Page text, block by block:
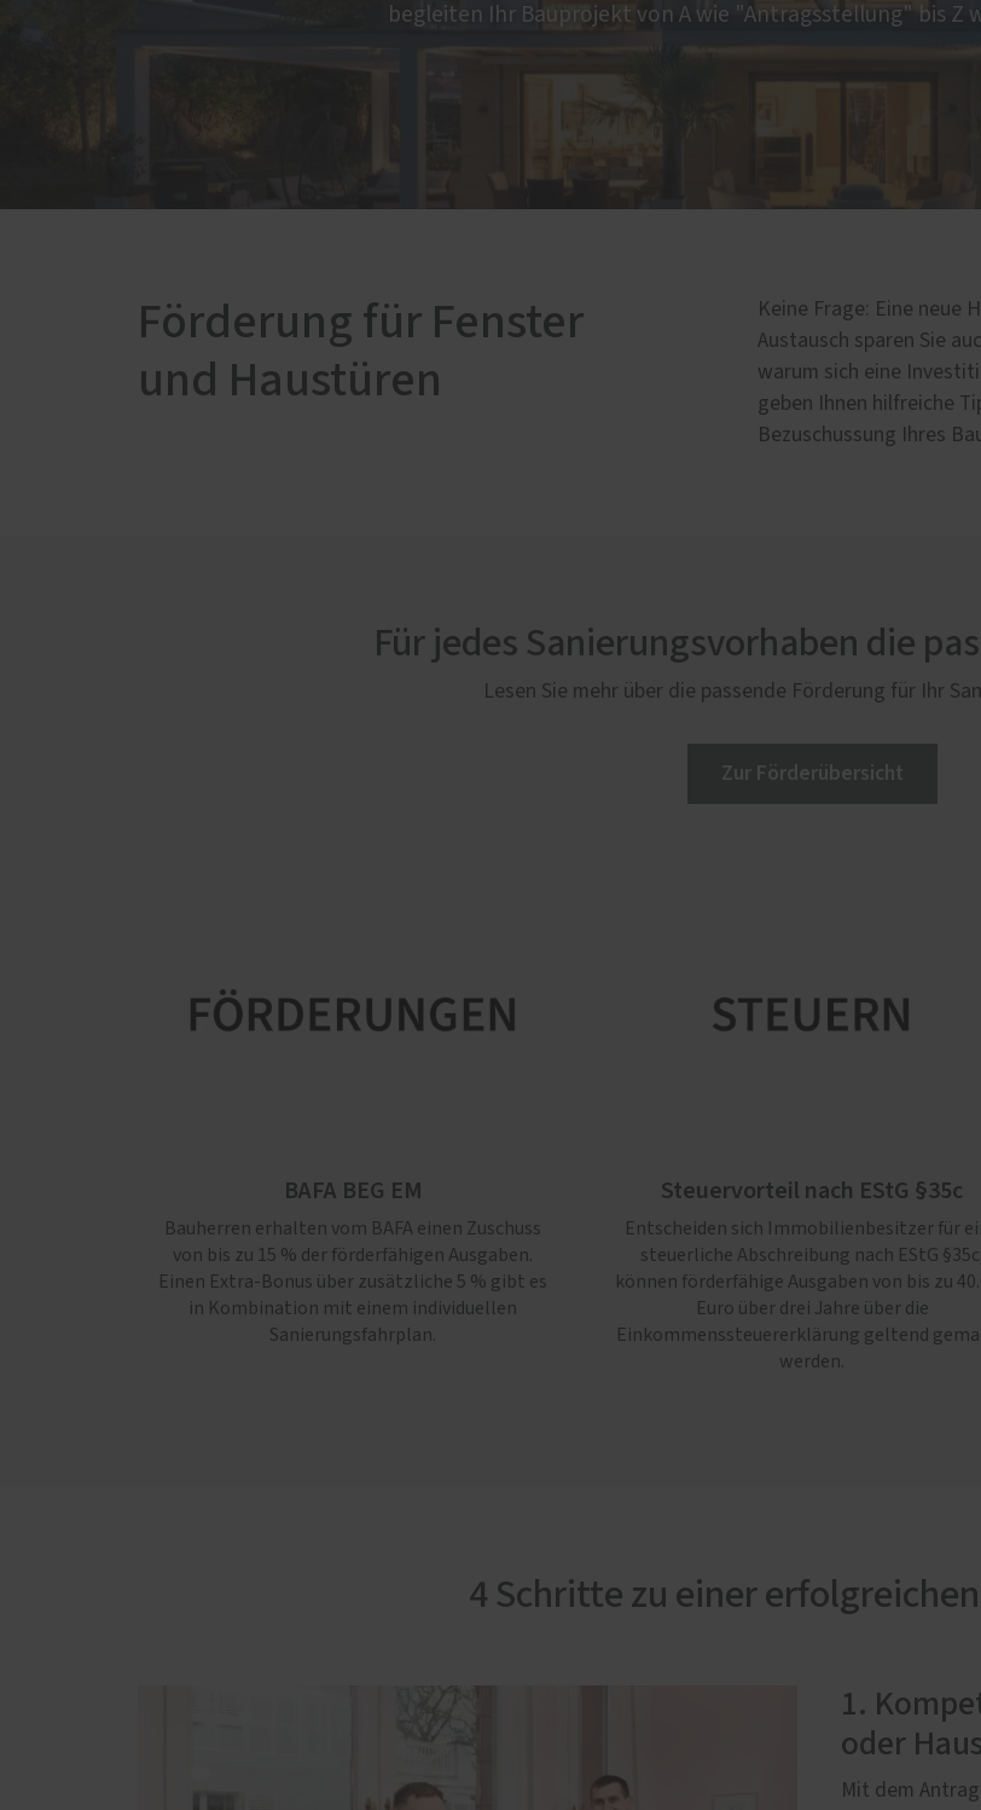
Weitere Leistungen
Montage
begleiten Ihr Bauprojekt von A wie "Antragsstellung" bis Z
Förderung für Fenster
und Haustüren
Keine Frage: Eine neue
Austausch sparen Sie
warum sich eine
geben Ihnen hilfreiche
Bezuschussung Ihres
Für jedes Sanierungsvorhaben die
Lesen Sie mehr über die passende Förderung für Ihr
Zur Förderübersicht
BAFA BEG EM
Bauherren erhalten vom BAFA einen Zuschuss
von bis zu 15 % der förderfähigen Ausgaben.
Einen Extra-Bonus über zusätzliche 5 % gibt es
in Kombination mit einem individuellen
Sanierungsfahrplan.
Steuervorteil nach EStG §35c
Entscheiden sich Immobilienbesitzer für
steuerliche Abschreibung nach EStG §35c,
können förderfähige Ausgaben von bis zu
Euro über drei Jahre über die
Einkommenssteuererklärung geltend
werden.
4 Schritte zu einer
1.
oder
Mit dem